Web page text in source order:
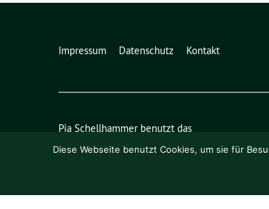
Impressum Datenschutz Kontakt
Pia Schellhammer benutzt das
freie grüne Theme
sunflower ‐ ein Angebot der
Diese Webseite benutzt Cookies, um sie für